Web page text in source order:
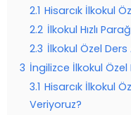
2.1 Hisarcık İlkokul
2.2 İlkokul Hızlı
2.3 İlkokul Özel
3 İngilizce İlkokul Özel
3.1 Hisarcık İlkokul
Veriyoruz?